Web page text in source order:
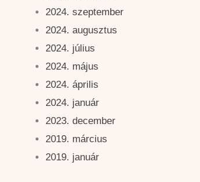
2024. szeptember
2024. augusztus
2024. július
2024. május
2024. április
2024. január
2023. december
2019. március
2019. január